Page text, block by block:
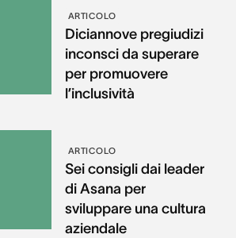
ARTICOLO
Diciannove pregiudizi
inconsci da superare
per promuovere
l’inclusività
ARTICOLO
Sei consigli dai leader
di Asana per
sviluppare una cultura
aziendale